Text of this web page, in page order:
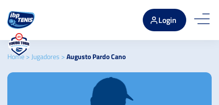
Login
Home> Jugadores >Augusto Pardo Cano